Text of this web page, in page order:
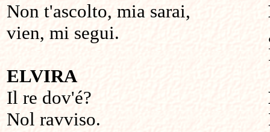
Non t'ascolto, mia sarai,
vien, mi segui.
ELVIRA
Il re dov'é?
Nol ravviso.